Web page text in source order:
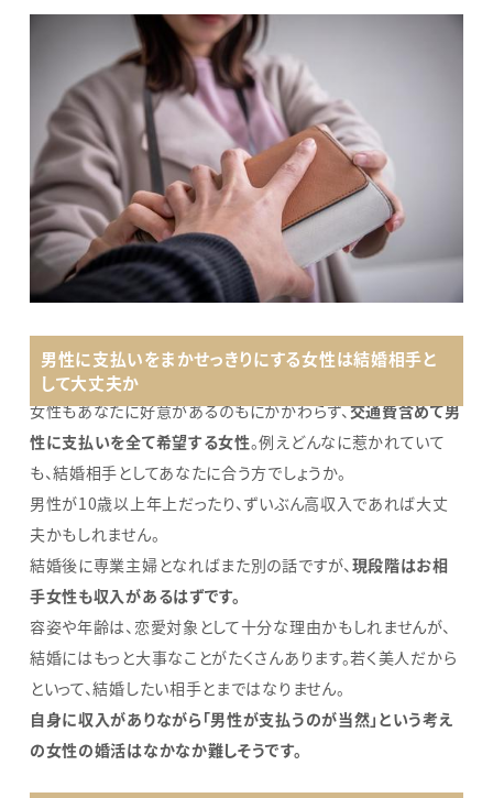
男性に支払いをまかせっきりにする女性は結婚相手と
して大丈夫か
女性もあなたに好意があるのもにかかわらず、交通費含めて男
性に支払いを全て希望する女性。例えどんなに惹かれていて
も、結婚相手としてあなたに合う方でしょうか。
男性が10歳以上年上だったり、ずいぶん高収入であれば大丈
夫かもしれません。
結婚後に専業主婦となればまた別の話ですが、 現段階はお相
手女性も収入があるはずです。
容姿や年齢は、恋愛対象として十分な理由かもしれませんが、
結婚にはもっと大事なことがたくさんあります。若く美人だから
といって、結婚したい相手とまではなりません。
自身に収入がありながら「男性が支払うのが当然」という考え
の女性の婚活はなかなか難しそうです。